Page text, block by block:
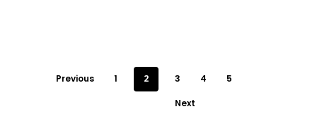
Previous 1 2 3 4 5
Next